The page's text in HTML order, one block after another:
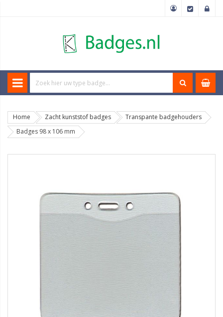
Home Zacht kunststof badges
Transpante badgehouders
Badges 98 x 106 mm